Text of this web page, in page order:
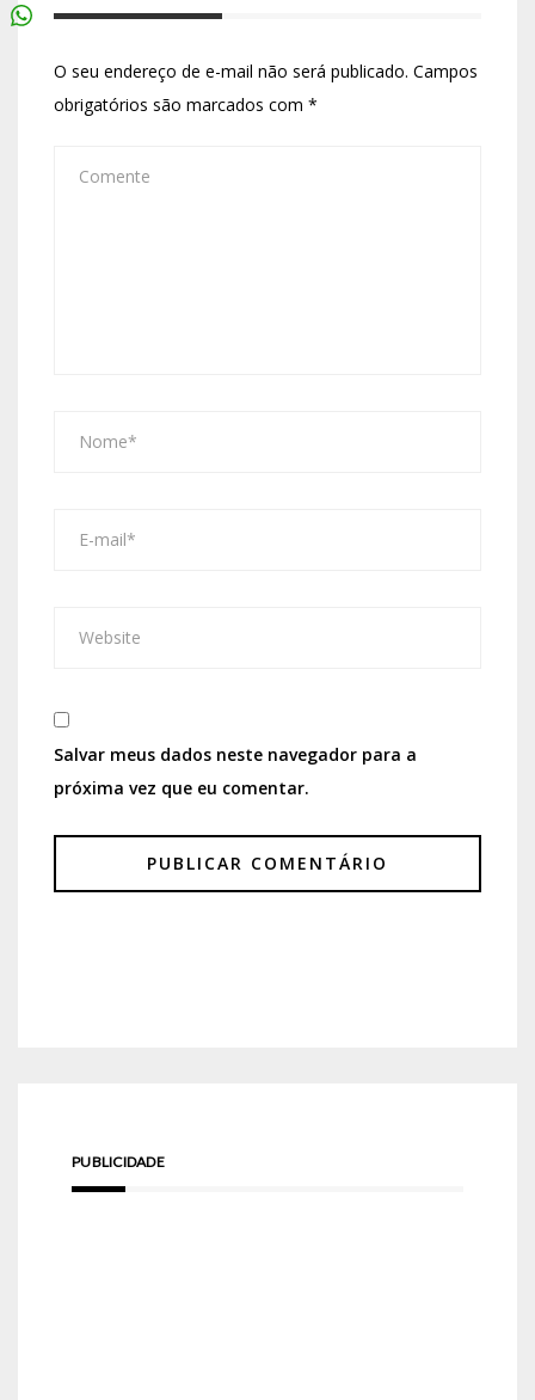
O seu endereço de e-mail não será publicado. Campos
obrigatórios são marcados com *
Salvar meus dados neste navegador para a
próxima vez que eu comentar.
PUBLICIDADE